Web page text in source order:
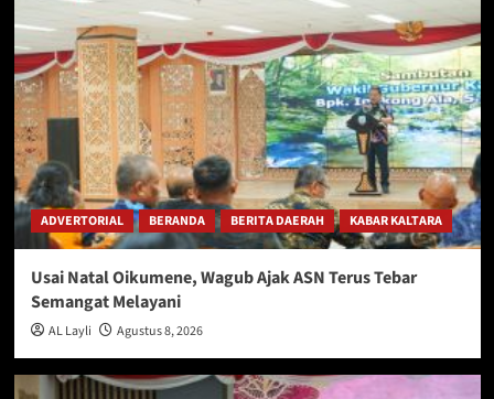
ADVERTORIAL BERANDA BERITA DAERAH KABAR KALTARA
Usai Natal Oikumene, Wagub Ajak ASN Terus Tebar
Semangat Melayani
AL Layli Agustus 8, 2026